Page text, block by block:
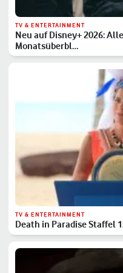
TV & ENTERTAINMENT
Neu auf Disney+ 2026:
Monatsüberbl…
TV & ENTERTAINMENT
Death in Paradise Staffel